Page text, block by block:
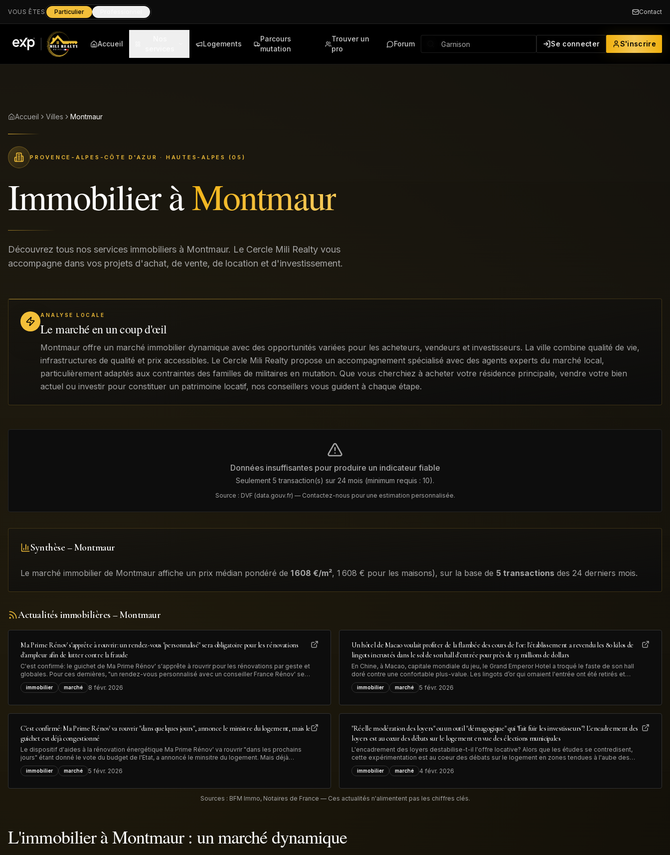
VOUS ÊTES Particulier Contact
Accueil Logements
Parcours
mutation
Trouver un
pro
Forum Se connecter S'inscrire
Accueil Villes Montmaur
PROVENCE-ALPES-CÔTE D'AZUR · HAUTES-ALPES (05)
Immobilier àMontmaur
Découvrez tous nos services immobiliers à Montmaur. Le Cercle Mili Realty vous
accompagne dans vos projets d'achat, de vente, de location et d'investissement.
ANALYSE LOCALE
Le marché en un coup d'œil
Montmaur offre un marché immobilier dynamique avec des opportunités variées pour les acheteurs, vendeurs et investisseurs. La ville combine qualité de vie,
infrastructures de qualité et prix accessibles. Le Cercle Mili Realty propose un accompagnement spécialisé avec des agents experts du marché local,
particulièrement adaptés aux contraintes des familles de militaires en mutation. Que vous cherchiez à acheter votre résidence principale, vendre votre bien
actuel ou investir pour constituer un patrimoine locatif, nos conseillers vous guident à chaque étape.
Données insuffisantes pour produire un indicateur fiable
Seulement 5 transaction(s) sur 24 mois (minimum requis : 10).
Source : DVF (data.gouv.fr) — Contactez-nous pour une estimation personnalisée.
Synthèse –Montmaur
Le marché immobilier de Montmaur affiche un prix médian pondéré de 1 608 €/m², 1 608 € pour les maisons), sur la base de 5 transactions des 24 derniers mois.
Actualités immobilières – Montmaur
Ma Prime Rénov' s'apprête à rouvrir: un rendez-vous "personnalisé" sera obligatoire pour les rénovations
d'ampleur afin de lutter contre la fraude
C'est confirmé: le guichet de Ma Prime Rénov' s'apprête à rouvrir pour les rénovations par geste et
globales. Pour ces dernières, "un rendez-vous personnalisé avec un conseiller France Rénov' sera
désormais obligatoire" avant le dépôt de la demande d'aide MaPrimeRénov', précise le
gouvernement, dans
immobilier marché 8 févr. 2026
Un hôtel de Macao voulait profiter de la flambée des cours de l'or: l'établissement a revendu les 80 kilos de
lingots incrustés dans le sol de son hall d'entrée pour près de 13 millions de dollars
En Chine, à Macao, capitale mondiale du jeu, le Grand Emperor Hotel a troqué le faste de son hall
doré contre une confortable plus-value. Les lingots d’or qui ornaient l'entrée ont été retirés et
vendus pour 13 millions de dollars illustrant à la fois la hausse du métal précieux et la
transformation
immobilier marché 5 févr. 2026
C'est confirmé: Ma Prime Rénov' va rouvrir "dans quelques jours", annonce le ministre du logement, mais le
guichet est déjà congestionné
Le dispositif d'aides à la rénovation énergétique Ma Prime Rénov' va rouvrir "dans les prochains
jours" étant donné le vote du budget de l'Etat, a annoncé le minsitre du logement. Mais déjà
83.000 dossiers, déposés en 2025, sont en attente de traitement, ce qui devrait limiter les
nouvelles demandes
immobilier marché 5 févr. 2026
"Réelle modération des loyers" ou un outil "démagogique" qui "fait fuir les investisseurs"? L'encadrement des
loyers est au cœur des débats sur le logement en vue des élections municipales
L'encadrement des loyers destabilise-t-il l'offre locative? Alors que les études se contredisent,
cette expérimentation est au coeur des débats sur le logement en zones tendues à l'aube des
élections municipales de mars prochain.
immobilier marché 4 févr. 2026
Sources : BFM Immo, Notaires de France — Ces actualités n'alimentent pas les chiffres clés.
L'immobilier à Montmaur : un marché dynamique